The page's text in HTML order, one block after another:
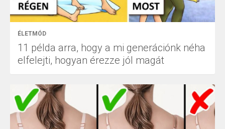
ÉLETMÓD
11 példa arra, hogy a mi generációnk néha
elfelejti, hogyan érezze jól magát